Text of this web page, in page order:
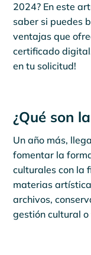
2024? En este
saber si puedes
ventajas que
certificado
en tu solicitud!
¿Qué son
Un año más,
fomentar la
culturales con la
materias
archivos,
gestión cultural